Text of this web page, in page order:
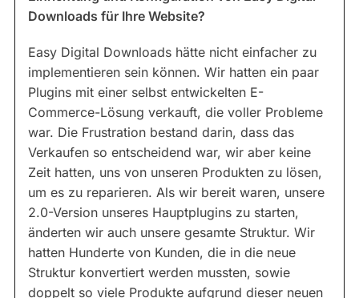
Downloads für Ihre Website?
Easy Digital Downloads hätte nicht einfacher zu
implementieren sein können. Wir hatten ein paar
Plugins mit einer selbst entwickelten E-
Commerce-Lösung verkauft, die voller Probleme
war. Die Frustration bestand darin, dass das
Verkaufen so entscheidend war, wir aber keine
Zeit hatten, uns von unseren Produkten zu lösen,
um es zu reparieren. Als wir bereit waren, unsere
2.0-Version unseres Hauptplugins zu starten,
änderten wir auch unsere gesamte Struktur. Wir
hatten Hunderte von Kunden, die in die neue
Struktur konvertiert werden mussten, sowie
doppelt so viele Produkte aufgrund dieser neuen